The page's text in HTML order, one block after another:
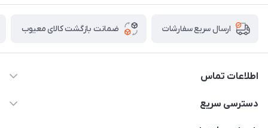
ارسال سریع سفارشات ضمانت بازگشت کالای معیوب
اطلاعات تماس
واتساپ و تماس 09910568493
دسترسی سریع